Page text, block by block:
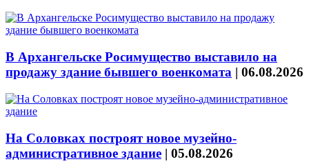
В Архангельске Росимущество выставило на
продажу здание бывшего военкомата | 06.08.2026
На Соловках построят новое музейно-
административное здание | 05.08.2026